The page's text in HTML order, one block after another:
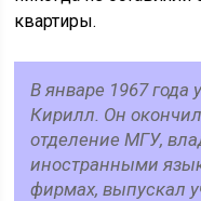
квартиры.
В январе 1967
Кирилл. Он
отделение МГУ,
иностранными
фирмах, выпускал